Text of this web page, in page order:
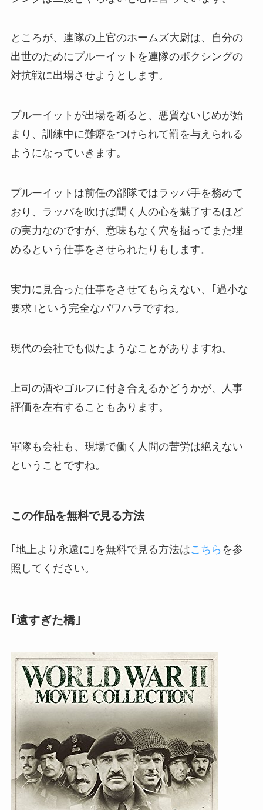
ところが、連隊の上官のホームズ大尉は、自分の
出世のためにプルーイットを連隊のボクシングの
対抗戦に出場させようとします。
プルーイットが出場を断ると、悪質ないじめが始
まり、訓練中に難癖をつけられて罰を与えられる
ようになっていきます。
プルーイットは前任の部隊ではラッパ手を務めて
おり、ラッパを吹けば聞く人の心を魅了するほど
の実力なのですが、意味もなく穴を掘ってまた埋
めるという仕事をさせられたりもします。
実力に見合った仕事をさせてもらえない、｢過小な
要求｣という完全なパワハラですね。
現代の会社でも似たようなことがありますね。
上司の酒やゴルフに付き合えるかどうかが、人事
評価を左右することもあります。
軍隊も会社も、現場で働く人間の苦労は絶えない
ということですね。
この作品を無料で見る方法
｢地上より永遠に｣を無料で見る方法はこちら を参
照してください。
｢遠すぎた橋｣